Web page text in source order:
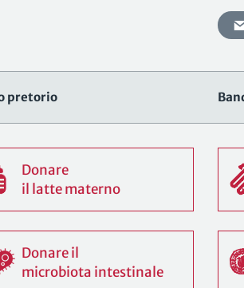
pretorio
Donare
il latte materno
Donare il
microbiota intestinale